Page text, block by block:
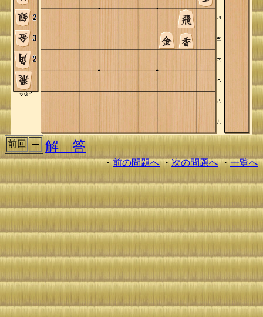
前回 解 答
・前の問題へ・次の問題へ・一覧へ